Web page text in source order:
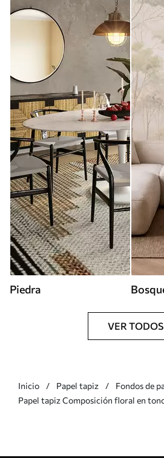
Piedra
VER TODOS
Inicio Papel tapiz
Fondos de
Papel tapiz Composición floral en